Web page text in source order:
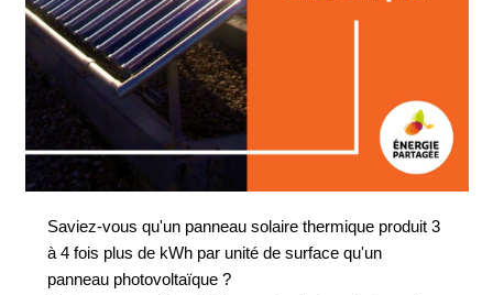
Saviez-vous qu'un panneau solaire thermique produit 3
à 4 fois plus de kWh par unité de surface qu'un
panneau photovoltaïque ?